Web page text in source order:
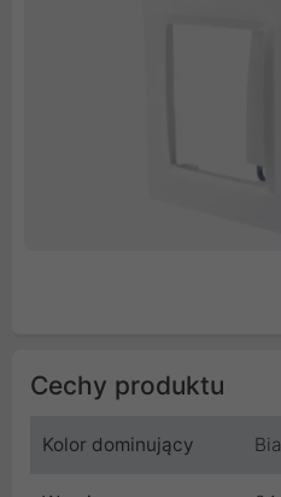
Cechy produktu
Kolor dominujący